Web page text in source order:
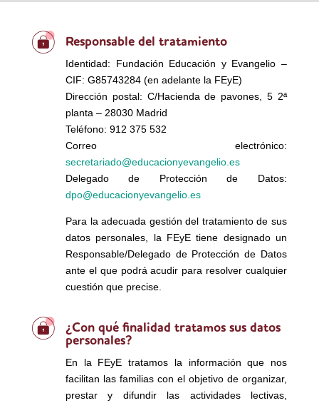
Responsable del tratamiento
Identidad: Fundación Educación y Evangelio –
CIF: G85743284 (en adelante la FEyE)
Dirección postal: C/Hacienda de pavones, 5 2ª
planta – 28030 Madrid
Teléfono: 912 375 532
Correo electrónico:
secretariado@educacionyevangelio.es
Delegado de Protección de Datos:
dpo@educacionyevangelio.es
Para la adecuada gestión del tratamiento de sus
datos personales, la FEyE tiene designado un
Responsable/Delegado de Protección de Datos
ante el que podrá acudir para resolver cualquier
cuestión que precise.
¿Con qué finalidad tratamos sus datos
personales?
En la FEyE tratamos la información que nos
facilitan las familias con el objetivo de organizar,
prestar y difundir las actividades lectivas,